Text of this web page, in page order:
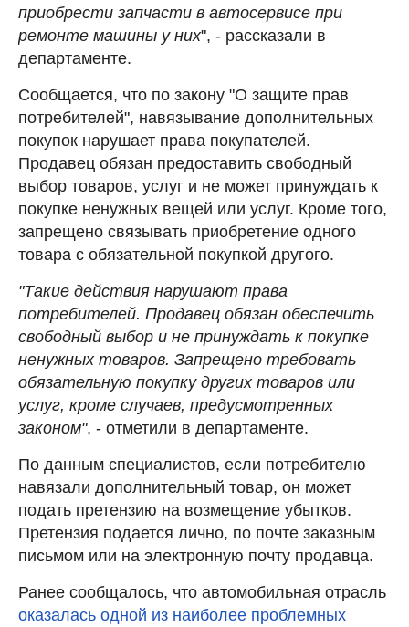
приобрести запчасти в автосервисе при
ремонте машины у них", - рассказали в
департаменте.
Сообщается, что по закону "О защите прав
потребителей", навязывание дополнительных
покупок нарушает права покупателей.
Продавец обязан предоставить свободный
выбор товаров, услуг и не может принуждать к
покупке ненужных вещей или услуг. Кроме того,
запрещено связывать приобретение одного
товара с обязательной покупкой другого.
"Такие действия нарушают права
потребителей. Продавец обязан обеспечить
свободный выбор и не принуждать к покупке
ненужных товаров. Запрещено требовать
обязательную покупку других товаров или
услуг, кроме случаев, предусмотренных
законом", - отметили в департаменте.
По данным специалистов, если потребителю
навязали дополнительный товар, он может
подать претензию на возмещение убытков.
Претензия подается лично, по почте заказным
письмом или на электронную почту продавца.
Ранее сообщалось, что автомобильная отрасль
оказалась одной из наиболее проблемных